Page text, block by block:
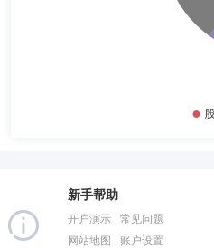
新手帮助
开户演示
常见问题
网站地图
账户设置